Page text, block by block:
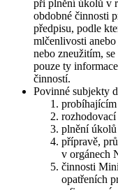
při plnění úkolů v
obdobné činnosti
předpisu, podle
mlčenlivosti
nebo zneužitím,
pouze ty
činností.
Povinné subjekty
plnění
přípravě,
v orgánech
činnosti
opatřeních